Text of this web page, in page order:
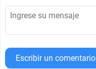
Escribir un comentario